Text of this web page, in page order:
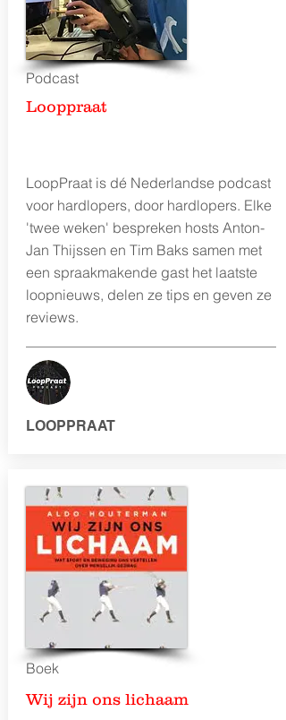
Podcast
Looppraat
LoopPraat is dé Nederlandse podcast
voor hardlopers, door hardlopers. Elke
'twee weken' bespreken hosts Anton-
Jan Thijssen en Tim Baks samen met
een spraakmakende gast het laatste
loopnieuws, delen ze tips en geven ze
reviews.
LOOPPRAAT
Boek
Wij zijn ons lichaam